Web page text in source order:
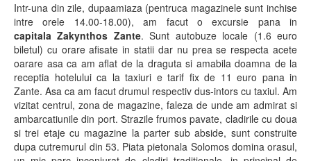
Intr-una din zile, dupaamiaza (pentruca magazinele sunt inchise
intre orele 14.00-18.00), am facut o excursie pana in
capitala Zakynthos Zante. Sunt autobuze locale (1.6 euro
biletul) cu orare afisate in statii dar nu prea se respecta acete
oarare asa ca am aflat de la draguta si amabila doamna de la
receptia hotelului ca la taxiuri e tarif fix de 11 euro pana in
Zante. Asa ca am facut drumul respectiv dus-intors cu taxiul. Am
vizitat centrul, zona de magazine, faleza de unde am admirat si
ambarcatiunile din port. Strazile frumos pavate, cladirile cu doua
si trei etaje cu magazine la parter sub abside, sunt construite
dupa cutremurul din 53. Piata pietonala Solomos domina orasul,